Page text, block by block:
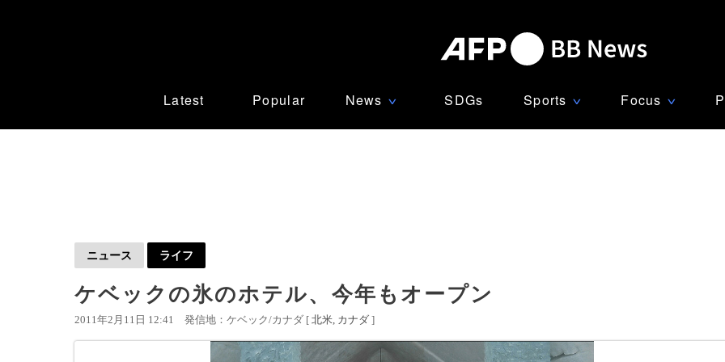
Latest Popular News ∨ SDGs Sports ∨ Focus ∨
ニュース ライフ
ケベックの氷のホテル、今年もオープン
2011年2月11日 12:41 発信地：ケベック/カナダ [ 北米 カナダ ]